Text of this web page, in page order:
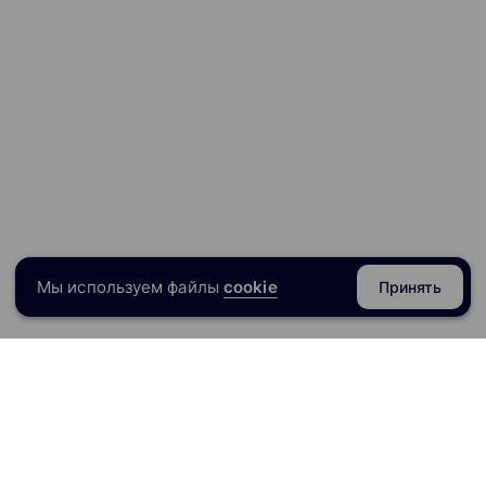
Мы используем файлы cookie Принять